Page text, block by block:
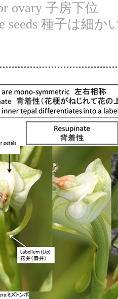
ovary 子房下位
seeds 種子は細か